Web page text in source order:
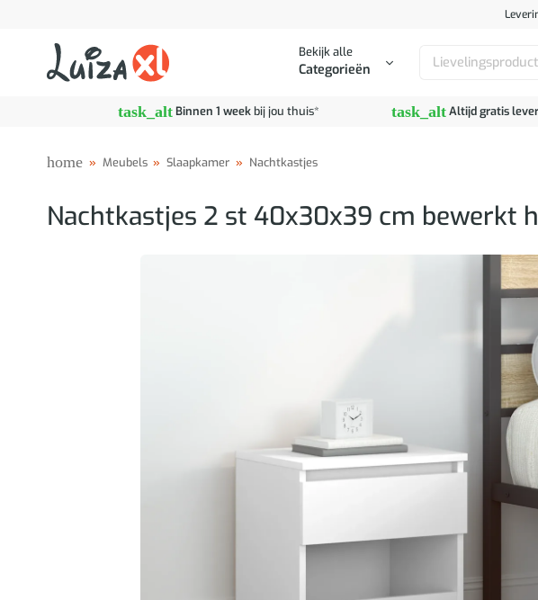
Bekijk alle
Categorieën
Zoeken
task_altBinnen 1 weekbij jou thuis* task_altAltijd gratis
home » Meubels » Slaapkamer » Nachtkastjes
Nachtkastjes 2 st 40x30x39 cm bewerkt